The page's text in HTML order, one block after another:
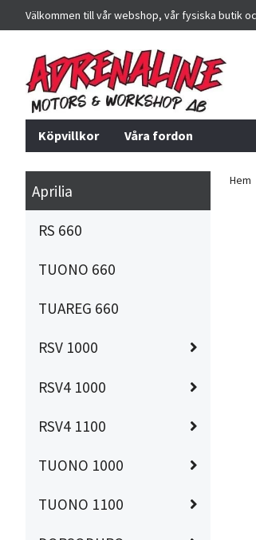
Välkommen till vår webshop, vår fysiska butik
Köpvillkor Våra fordon
Aprilia
RS 660
TUONO 660
TUAREG 660
RSV 1000
RSV4 1000
RSV4 1100
TUONO 1000
TUONO 1100
Hem